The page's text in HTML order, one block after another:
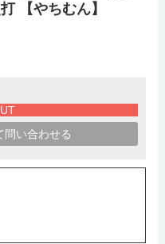
【やちむん】
問い合わせる